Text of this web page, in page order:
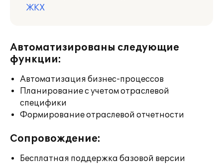
ЖКХ
Автоматизированы следующие
функции:
Автоматизация бизнес-процессов
Планирование с учетом отраслевой
специфики
Формирование отраслевой отчетности
Сопровождение:
Бесплатная поддержка базовой версии